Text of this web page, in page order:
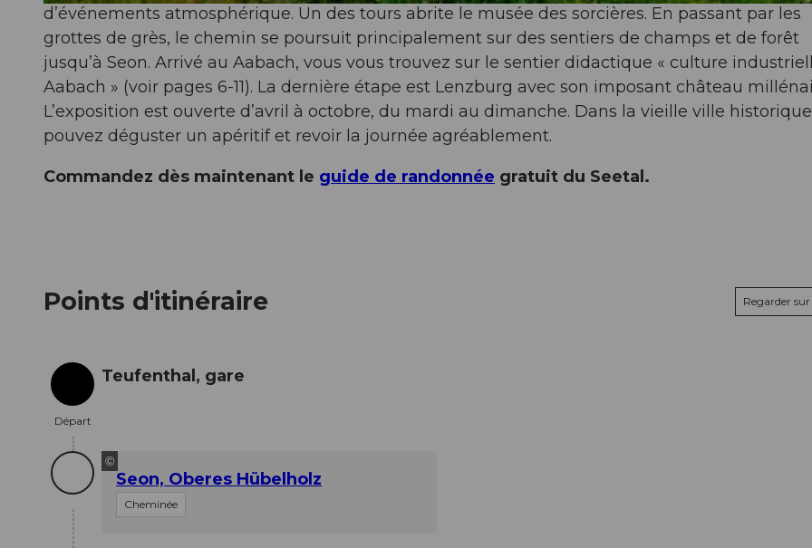
© Seetal Tourismus, Schloss Liebegg
d’événements atmosphérique. Un des tours abrite le musée des sorcières. En passant par les
grottes de grès, le chemin se poursuit principalement sur des sentiers de champs et de forêt
jusqu’à Seon. Arrivé au Aabach, vous vous trouvez sur le sentier didactique « culture
Aabach » (voir pages 6-11). La dernière étape est Lenzburg avec son imposant château
L’exposition est ouverte d’avril à octobre, du mardi au dimanche. Dans la vieille ville
pouvez déguster un apéritif et revoir la journée agréablement.
Commandez dès maintenant le guide de randonnée gratuit du Seetal.
Points d'itinéraire Regarder
Départ
Départ
Teufenthal, gare
©
Seon, Oberes Hübelholz
Cheminée